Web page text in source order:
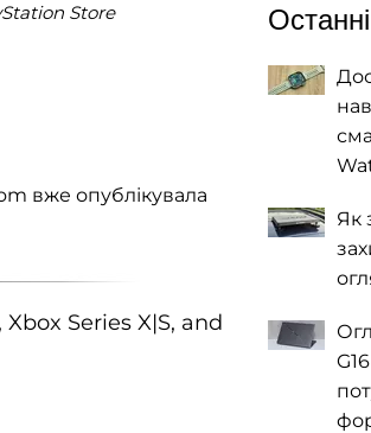
Store
вже опублікувала
Series X|S, and
Як